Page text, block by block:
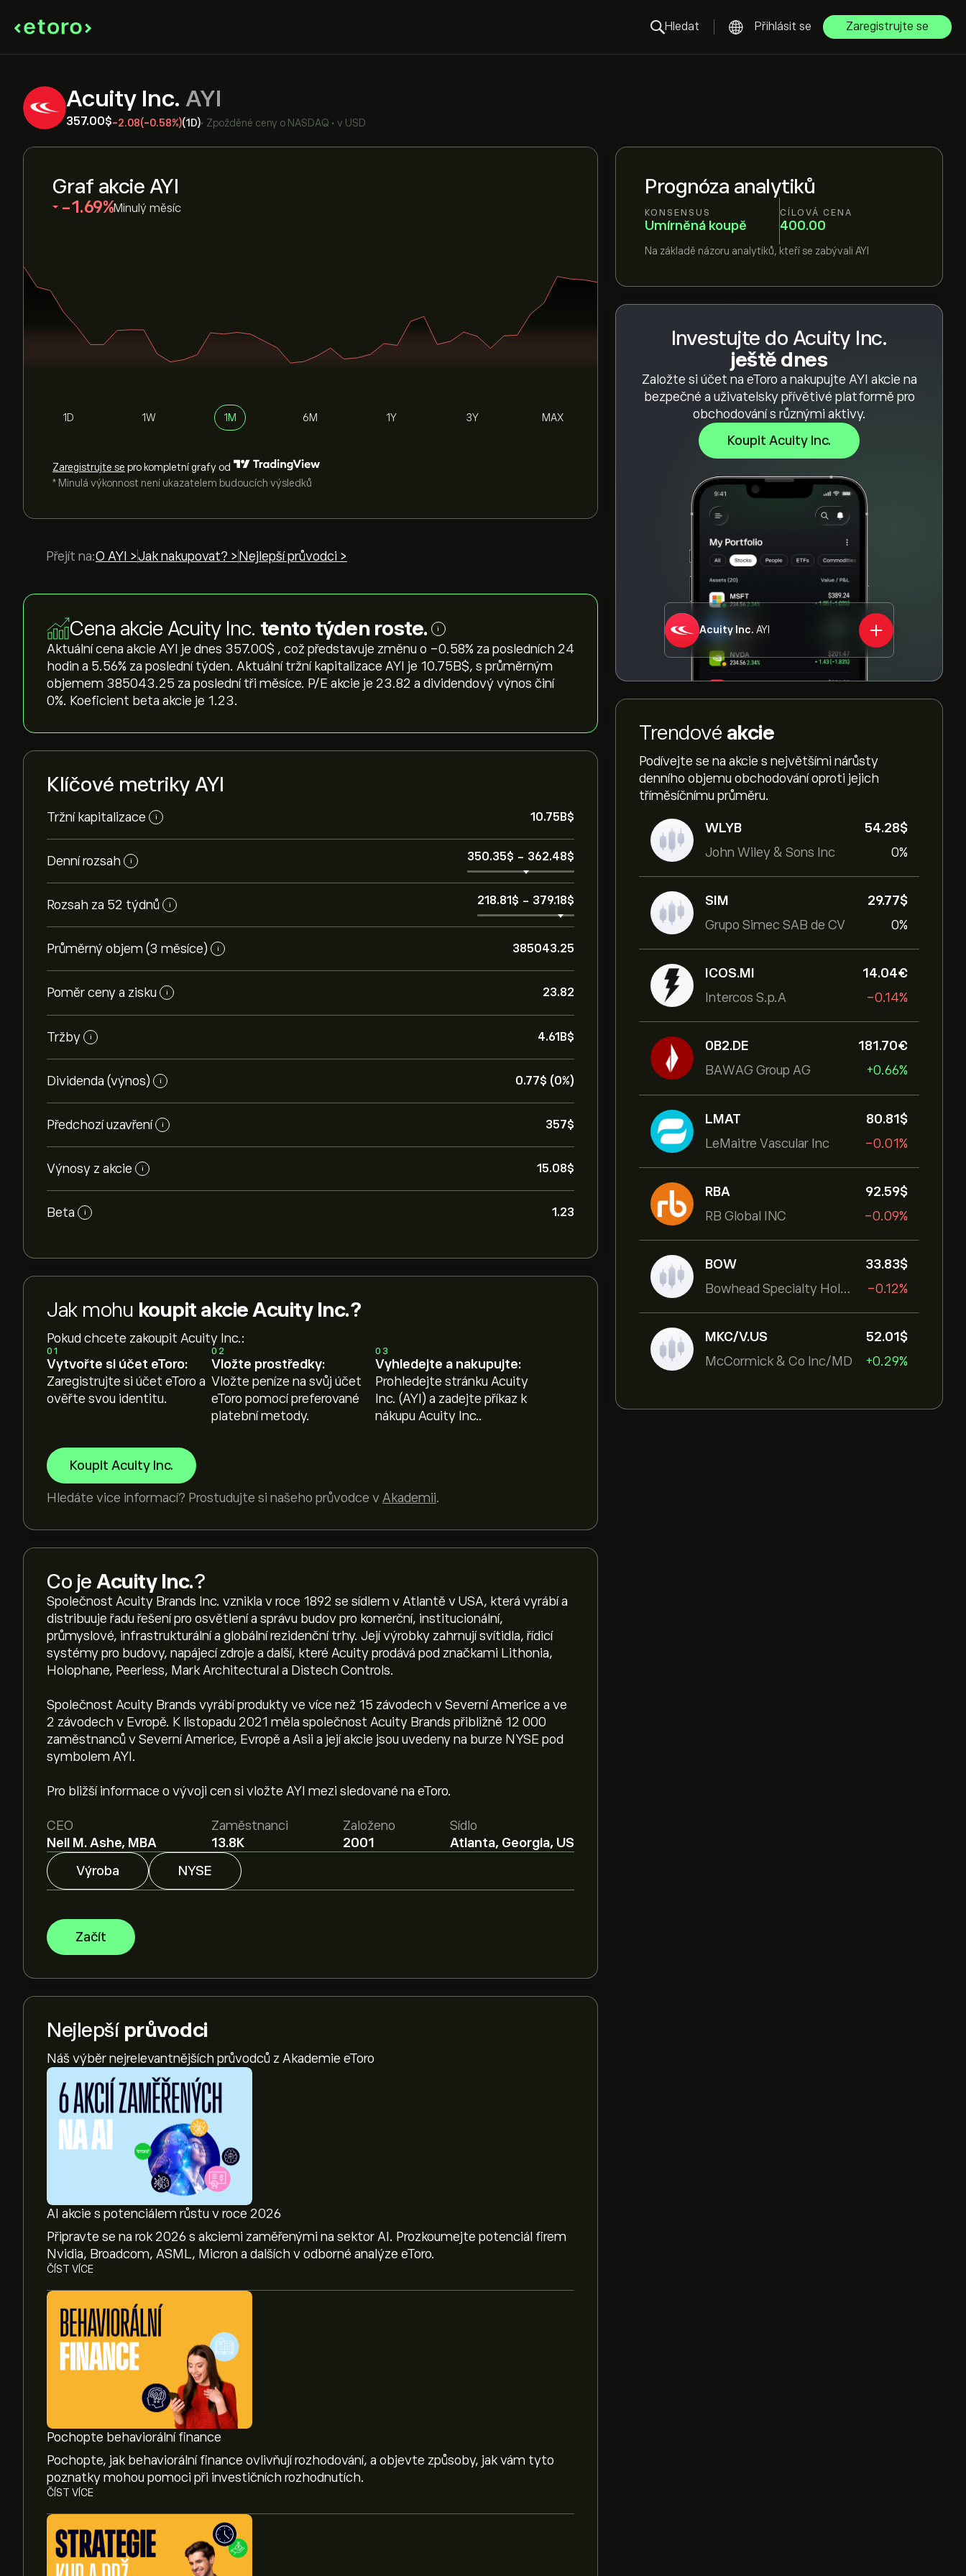
Hledat Přihlásit se Zaregistrujte se
Acuity Inc. AYI
357.00‎$‎-2.08(-0.58%)(1D)• Zpožděné ceny o NASDAQ • v USD
Prognóza analytiků
KONSENSUS
Umírněná koupě
CÍLOVÁ CENA
400.00
Na základě názoru analytiků, kteří se zabývali AYI
Investujte do Acuity Inc.
ještě dnes
Založte si účet na eToro a nakupujte AYI akcie na
bezpečné a uživatelsky přívětivé platformě pro
obchodování s různými aktivy.
Koupit Acuity Inc.
Acuity Inc. AYI
Trendové akcie
Podívejte se na akcie s největšími nárůsty
denního objemu obchodování oproti jejich
tříměsíčnímu průměru.
WLYB
John Wiley & Sons Inc
54.28‎$‎
0%
SIM
Grupo Simec SAB de CV
29.77‎$‎
0%
ICOS.MI
Intercos S.p.A
14.04‎€‎
-0.14%
0B2.DE
BAWAG Group AG
181.70‎€‎
+0.66%
LMAT
LeMaitre Vascular Inc
80.81‎$‎
-0.01%
RBA
RB Global INC
92.59‎$‎
-0.09%
BOW
Bowhead Specialty Holdings Inc
33.83‎$‎
-0.12%
MKC/V.US
McCormick & Co Inc/MD
52.01‎$‎
+0.29%
Graf akcie AYI
‎-1.69‎ Minulý měsíc
1D 1W 1M 6M 1Y 3Y MAX
Zaregistrujte se pro kompletní grafy od
* Minulá výkonnost není ukazatelem budoucích výsledků
Přejít na:O AYI >Jak nakupovat? > Nejlepší průvodci >
Cena akcie Acuity Inc. tento týden roste. i
Aktuální cena akcie AYI je dnes 357.00‎$‎ , což představuje změnu o ‎-0.58‎% za posledních 24
hodin a ‎5.56‎% za poslední týden. Aktuální tržní kapitalizace AYI je 10.75B‎$‎, s průměrným
objemem 385043.25 za poslední tři měsíce. P/E akcie je 23.82 a dividendový výnos činí
0%. Koeficient beta akcie je 1.23.
Klíčové metriky AYI
Tržní kapitalizace i 10.75B‎$‎
Denní rozsah i 350.35‎$‎ - 362.48‎$‎
Rozsah za 52 týdnů i 218.81‎$‎ - 379.18‎$‎
Průměrný objem (3 měsíce) i 385043.25
Poměr ceny a zisku i 23.82
Tržby i 4.61B‎$‎
Dividenda (výnos) i 0.77‎$‎ (0%)
Předchozí uzavření i 357‎$‎
Výnosy z akcie i 15.08‎$‎
Beta i 1.23
Jak mohu koupit akcie Acuity Inc.?
Pokud chcete zakoupit Acuity Inc.:
01
Vytvořte si účet eToro:
Zaregistrujte si účet eToro a
ověřte svou identitu.
02
Vložte prostředky:
Vložte peníze na svůj účet
eToro pomocí preferované
platební metody.
03
Vyhledejte a nakupujte:
Prohledejte stránku Acuity
Inc. (AYI) a zadejte příkaz k
nákupu Acuity Inc..
Koupit Acuity Inc.
Hledáte vice informací? Prostudujte si našeho průvodce v Akademii.
Co je Acuity Inc.?
Společnost Acuity Brands Inc. vznikla v roce 1892 se sídlem v Atlantě v USA, která vyrábí a
distribuuje řadu řešení pro osvětlení a správu budov pro komerční, institucionální,
průmyslové, infrastrukturální a globální rezidenční trhy. Její výrobky zahrnují svítidla, řídicí
systémy pro budovy, napájecí zdroje a další, které Acuity prodává pod značkami Lithonia,
Holophane, Peerless, Mark Architectural a Distech Controls.
Společnost Acuity Brands vyrábí produkty ve více než 15 závodech v Severní Americe a ve
2 závodech v Evropě. K listopadu 2021 měla společnost Acuity Brands přibližně 12 000
zaměstnanců v Severní Americe, Evropě a Asii a její akcie jsou uvedeny na burze NYSE pod
symbolem AYI.
Pro bližší informace o vývoji cen si vložte AYI mezi sledované na eToro.
CEO
Neil M. Ashe, MBA
Zaměstnanci
13.8K
Založeno
2001
Sídlo
Atlanta, Georgia, US
Výroba
NYSE
Začít
Nejlepší průvodci
Náš výběr nejrelevantnějších průvodců z Akademie eToro
AI akcie s potenciálem růstu v roce 2026
Připravte se na rok 2026 s akciemi zaměřenými na sektor AI. Prozkoumejte potenciál firem
Nvidia, Broadcom, ASML, Micron a dalších v odborné analýze eToro.
ČÍST VÍCE
Pochopte behaviorální finance
Pochopte, jak behaviorální finance ovlivňují rozhodování, a objevte způsoby, jak vám tyto
poznatky mohou pomoci při investičních rozhodnutích.
ČÍST VÍCE